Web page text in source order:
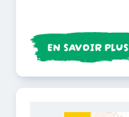
EN SAVOIR PLUS